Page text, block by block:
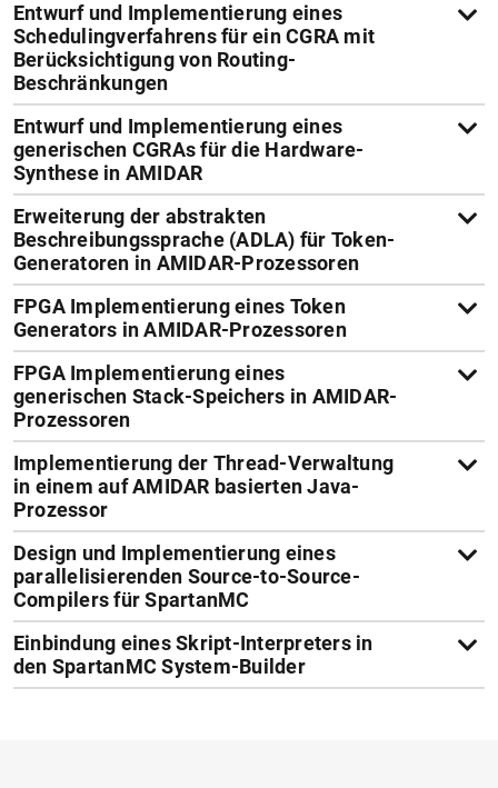
Entwurf und Implementierung eines
Schedulingverfahrens für ein CGRA mit
Berücksichtigung von Routing-
Beschränkungen
Entwurf und Implementierung eines
generischen CGRAs für die Hardware-
Synthese in AMIDAR
Erweiterung der abstrakten
Beschreibungssprache (ADLA) für Token-
Generatoren in AMIDAR-Prozessoren
FPGA Implementierung eines Token
Generators in AMIDAR-Prozessoren
FPGA Implementierung eines
generischen Stack-Speichers in AMIDAR-
Prozessoren
Implementierung der Thread-Verwaltung
in einem auf AMIDAR basierten Java-
Prozessor
Design und Implementierung eines
parallelisierenden Source-to-Source-
Compilers für SpartanMC
Einbindung eines Skript-Interpreters in
den SpartanMC System-Builder